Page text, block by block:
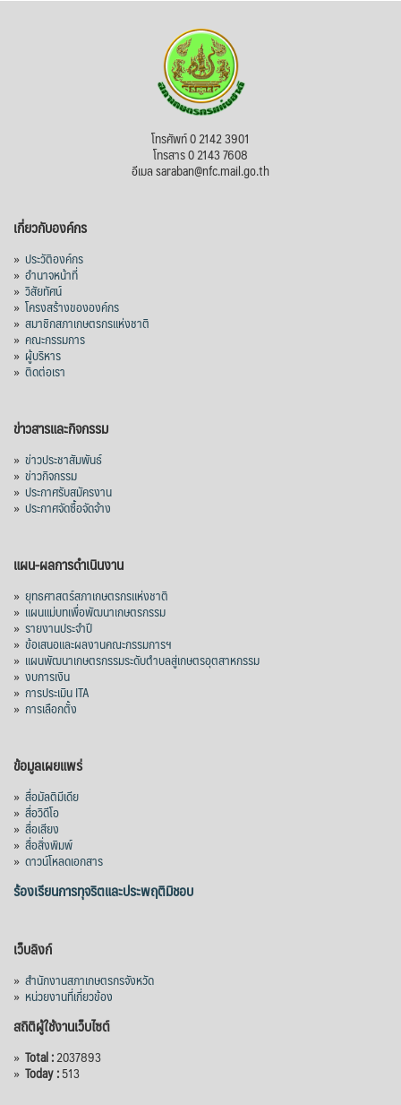
โทรศัพท์ 0 2142 3901
โทรสาร 0 2143 7608
อีเมล saraban@nfc.mail.go.th
เกี่ยวกับองค์กร
» ประวัติองค์กร
» อำนาจหน้าที่
» วิสัยทัศน์
» โครงสร้างขององค์กร
» สมาชิกสภาเกษตรกรแห่งชาติ
» คณะกรรมการ
» ผู้บริหาร
» ติดต่อเรา
ข่าวสารและกิจกรรม
» ข่าวประชาสัมพันธ์
» ข่าวกิจกรรม
» ประกาศรับสมัครงาน
» ประกาศจัดซื้อจัดจ้าง
แผน-ผลการดำเนินงาน
» ยุทธศาสตร์สภาเกษตรกรแห่งชาติ
» แผนแม่บทเพื่อพัฒนาเกษตรกรรม
» รายงานประจำปี
» ข้อเสนอและผลงานคณะกรรมการฯ
» แผนพัฒนาเกษตรกรรมระดับตำบลสู่เกษตรอุตสาหกรรม
» งบการเงิน
» การประเมิน ITA
» การเลือกตั้ง
ข้อมูลเผยแพร่
» สื่อมัลติมีเดีย
» สื่อวิดีโอ
» สื่อเสียง
» สื่อสิ่งพิมพ์
» ดาวน์โหลดเอกสาร
ร้องเรียนการทุจริตและประพฤติมิชอบ
เว็บลิงก์
» สำนักงานสภาเกษตรกรจังหวัด
» หน่วยงานที่เกี่ยวข้อง
สถิติผู้ใช้งานเว็บไซต์
» Total :2037893
» Today :513